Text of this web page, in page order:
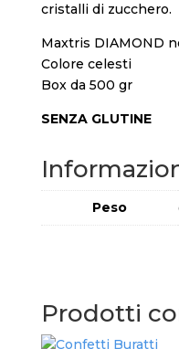
cristalli di zucchero.
Maxtris DIAMOND
Colore celesti
Box da 500 gr
SENZA GLUTINE
Peso
Prodotti